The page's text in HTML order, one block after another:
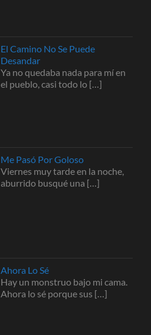
El Camino No Se Puede
Desandar
Ya no quedaba nada para mí en
el pueblo, casi todo lo […]
Me Pasó Por Goloso
Viernes muy tarde en la noche,
aburrido busqué una […]
Ahora Lo Sé
Hay un monstruo bajo mi cama.
Ahora lo sé porque sus […]